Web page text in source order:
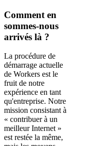
Comment en
sommes-nous
arrivés là ?
La procédure de
démarrage actuelle
de Workers est le
fruit de notre
expérience en tant
qu'entreprise. Notre
mission consistant à
« contribuer à un
meilleur Internet »
est restée la même,